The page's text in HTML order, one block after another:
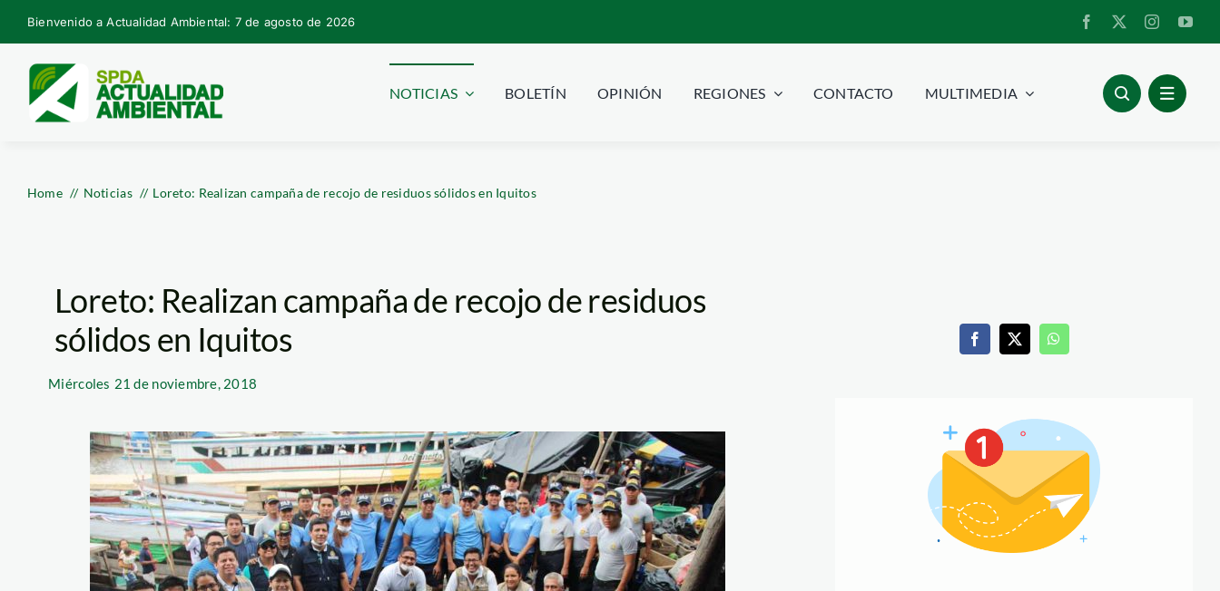
Skip
to
content
Bienvenido a Actualidad Ambiental: 7 de agosto de 2026
NOTICIAS BOLETÍN OPINIÓN REGIONES CONTACTO MULTIMEDIA
Home Noticias Loreto: Realizan campaña de recojo de residuos sólidos en Iquitos
Loreto: Realizan campaña de recojo de residuos
sólidos en Iquitos
Miércoles 21 de noviembre, 2018